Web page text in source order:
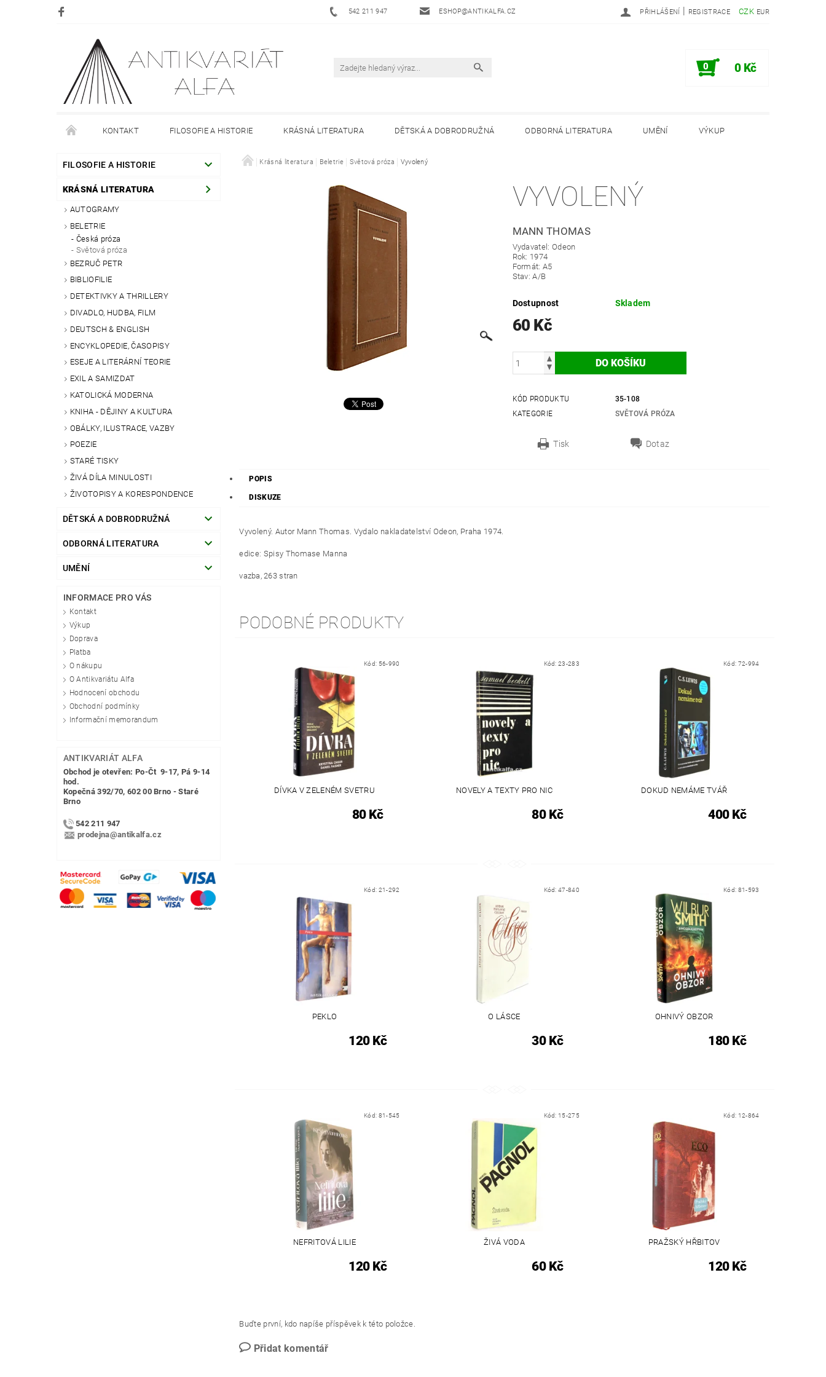
542 211 947 ESHOP@ANTIKALFA.CZ CZK EUR
PŘIHLÁŠENÍ | REGISTRACE
0 0 Kč
KONTAKT FILOSOFIE A HISTORIE KRÁSNÁ LITERATURA DĚTSKÁ A DOBRODRUŽNÁ ODBORNÁ LITERATURA UMĚNÍ VÝKUP
DOPRAVA PLATBA O NÁKUPU O ANTIKVARIÁTU ALFA HODNOCENÍ OBCHODU
FILOSOFIE A HISTORIE
KRÁSNÁ LITERATURA
AUTOGRAMY
BELETRIE
Česká próza
Světová próza
BEZRUČ PETR
BIBLIOFILIE
DETEKTIVKY A THRILLERY
DIVADLO, HUDBA, FILM
DEUTSCH & ENGLISH
ENCYKLOPEDIE, ČASOPISY
ESEJE A LITERÁRNÍ TEORIE
EXIL A SAMIZDAT
KATOLICKÁ MODERNA
KNIHA - DĚJINY A KULTURA
OBÁLKY, ILUSTRACE, VAZBY
POEZIE
STARÉ TISKY
ŽIVÁ DÍLA MINULOSTI
ŽIVOTOPISY A KORESPONDENCE
DĚTSKÁ A DOBRODRUŽNÁ
ODBORNÁ LITERATURA
UMĚNÍ
INFORMACE PRO VÁS
Kontakt
Výkup
Doprava
Platba
O nákupu
O Antikvariátu Alfa
Hodnocení obchodu
Obchodní podmínky
Informační memorandum
ANTIKVARIÁT ALFA
Obchod je otevřen: Po-Čt 9-17, Pá 9-14
hod.
Kopečná 392/70, 602 00 Brno - Staré
Brno
542 211 947
prodejna@antikalfa.cz
Krásná literatura Beletrie Světová próza Vyvolený
VYVOLENÝ
MANN THOMAS
Vydavatel: Odeon
Rok: 1974
Formát: A5
Stav: A/B
Dostupnost Skladem
60 Kč
KÓD PRODUKTU
35-108
KATEGORIE
SVĚTOVÁ PRÓZA
Tisk Dotaz
POPIS
DISKUZE
Vyvolený. Autor Mann Thomas. Vydalo nakladatelství Odeon, Praha 1974.
edice: Spisy Thomase Manna
vazba, 263 stran
PODOBNÉ PRODUKTY
Kód: 56-990
DÍVKA V ZELENÉM SVETRU
80 Kč
Kód:23-283
NOVELY A TEXTY PRO NIC
80 Kč
Kód: 72-994
DOKUD NEMÁME TVÁŘ
400 Kč
Kód: 21-292
PEKLO
120 Kč
Kód:47-840
O LÁSCE
30 Kč
Kód: 81-593
OHNIVÝ OBZOR
180 Kč
Kód: 81-545
NEFRITOVÁ LILIE
120 Kč
Kód: 15-275
ŽIVÁ VODA
60 Kč
Kód: 12-864
PRAŽSKÝ HŘBITOV
120 Kč
Buďte první, kdo napíše příspěvek k této položce.
Přidat komentář